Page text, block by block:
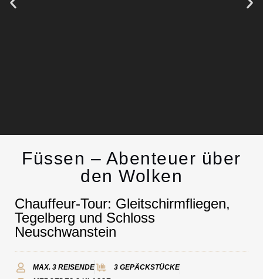
Chauffeurservice
Kontakt
Füssen – Abenteuer über
den Wolken
Chauffeur-Tour: Gleitschirmfliegen,
Tegelberg und Schloss
Neuschwanstein
MAX. 3 REISENDE
3 GEPÄCKSTÜCKE